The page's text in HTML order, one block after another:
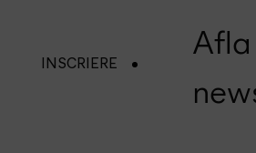
INSCRIERE